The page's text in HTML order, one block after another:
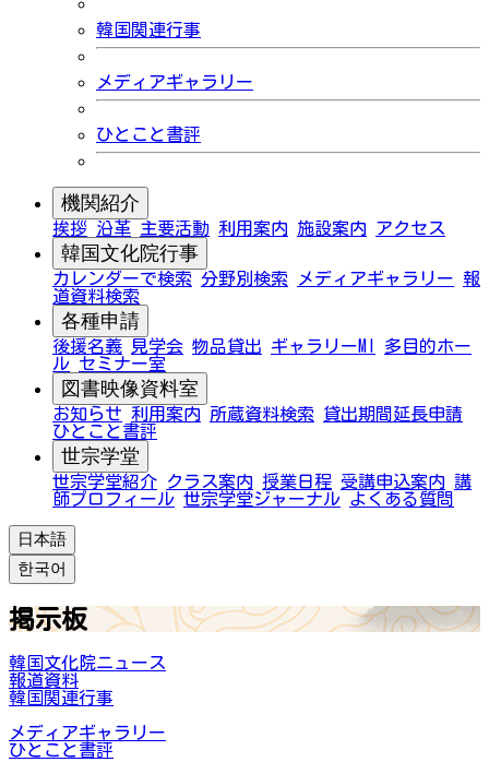
韓国関連行事
メディアギャラリー
ひとこと書評
機関紹介
挨拶 沿革 主要活動 利用案内 施設案内 アクセス
韓国文化院行事
カレンダーで検索 分野別検索 メディアギャラリー 報
道資料検索
各種申請
後援名義 見学会 物品貸出 ギャラリーMI
多目的ホー
ル セミナー室
図書映像資料室
お知らせ 利用案内 所蔵資料検索
貸出期間延長申請
ひとこと書評
世宗学堂
世宗学堂紹介 クラス案内 授業日程 受講申込案内 講
師プロフィール 世宗学堂ジャーナル よくある質問
日本語
한국어
掲示板
韓国文化院ニュース
報道資料
韓国関連行事
メディアギャラリー
ひとこと書評